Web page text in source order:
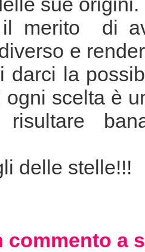
il merito di
e
darci la
ogni scelta è
delle stelle!!!
commento a